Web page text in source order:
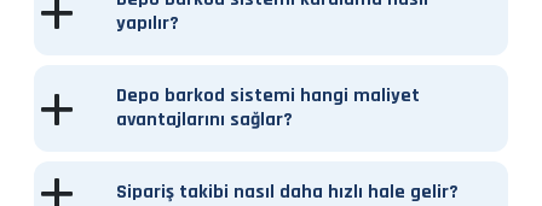
yapılır?
Depo barkod sistemi hangi maliyet
avantajlarını sağlar?
Sipariş takibi nasıl daha hızlı hale gelir?